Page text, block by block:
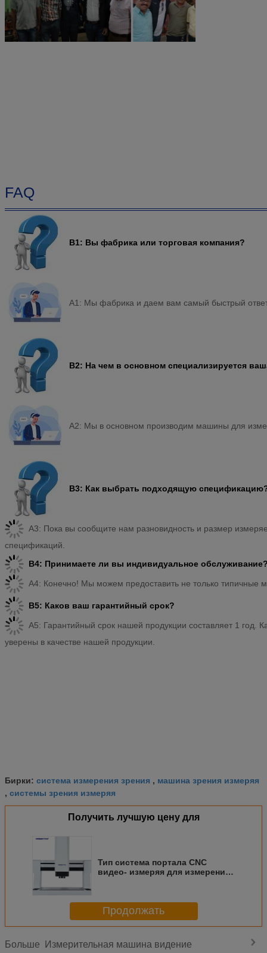
FAQ
В1: Вы фабрика или торговая компания?
A1: Мы фабрика и даем вам самый быстрый
В2: На чем в основном специализируется
A2: Мы в основном производим машины для
В3: Как выбрать подходящую
A3: Пока вы сообщите нам разновидность и размер
спецификаций.
В4: Принимаете ли вы индивидуальное
A4: Конечно! Мы можем предоставить не только
В5: Каков ваш гарантийный срок?
A5: Гарантийный срок нашей продукции составляет 1 год.
уверены в качестве нашей продукции.
Бирки: система измерения зрения , машина зрения измеряя
, системы зрения измеряя
Получить лучшую цену для
Тип система портала CNC
видео- измеряя для измерения
Продолжать
Больше Измерительная машина видение